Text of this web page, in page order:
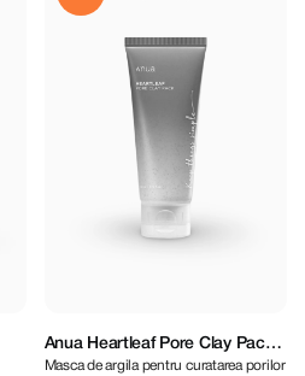
Anua Heartleaf Pore Clay Pack
100 ml
Masca de argila pentru curatarea porilor